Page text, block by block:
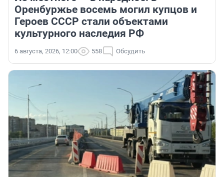
Оренбуржье восемь могил купцов и
Героев СССР стали объектами
культурного наследия РФ
6 августа, 2026, 12:00 558 Обсудить